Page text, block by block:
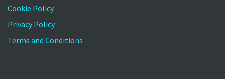
Cookie Policy
Privacy Policy
Terms and Conditions